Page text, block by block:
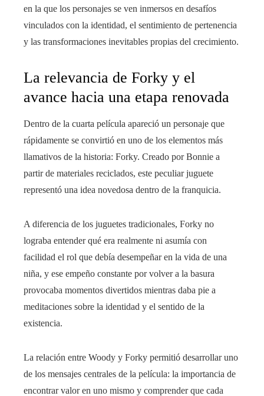
en la que los personajes se ven inmersos en desafíos
vinculados con la identidad, el sentimiento de pertenencia
y las transformaciones inevitables propias del crecimiento.
La relevancia de Forky y el
avance hacia una etapa renovada
Dentro de la cuarta película apareció un personaje que
rápidamente se convirtió en uno de los elementos más
llamativos de la historia: Forky. Creado por Bonnie a
partir de materiales reciclados, este peculiar juguete
representó una idea novedosa dentro de la franquicia.
A diferencia de los juguetes tradicionales, Forky no
lograba entender qué era realmente ni asumía con
facilidad el rol que debía desempeñar en la vida de una
niña, y ese empeño constante por volver a la basura
provocaba momentos divertidos mientras daba pie a
meditaciones sobre la identidad y el sentido de la
existencia.
La relación entre Woody y Forky permitió desarrollar uno
de los mensajes centrales de la película: la importancia de
encontrar valor en uno mismo y comprender que cada